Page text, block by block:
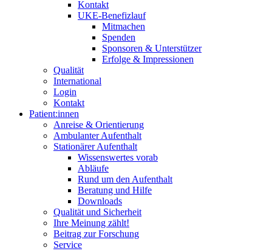
Kontakt
UKE-Benefizlauf
Mitmachen
Spenden
Sponsoren & Unterstützer
Erfolge & Impressionen
Qualität
International
Login
Kontakt
Patient:innen
Anreise & Orientierung
Ambulanter Aufenthalt
Stationärer Aufenthalt
Wissenswertes vorab
Abläufe
Rund um den Aufenthalt
Beratung und Hilfe
Downloads
Qualität und Sicherheit
Ihre Meinung zählt!
Beitrag zur Forschung
Service